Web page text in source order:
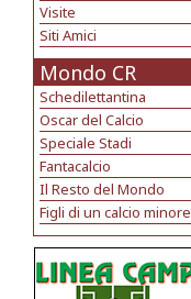
Visite
Siti Amici
Mondo CR
Schedilettantina
Oscar del Calcio
Speciale Stadi
Fantacalcio
Il Resto del Mondo
Figli di un calcio minore